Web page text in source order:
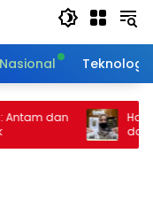
Nasional Teknologi
dan
Harga
dan